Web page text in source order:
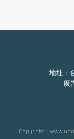
地址：
廣
Copyright ©